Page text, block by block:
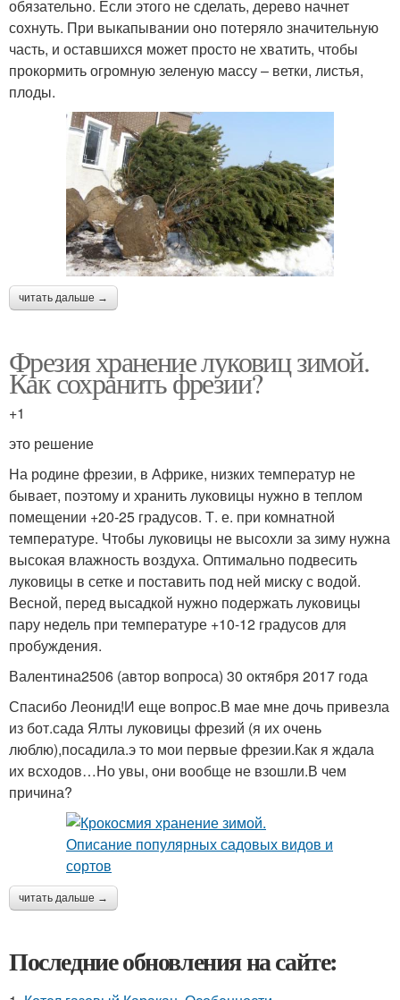
обязательно. Если этого не сделать, дерево начнет
сохнуть. При выкапывании оно потеряло значительную
часть, и оставшихся может просто не хватить, чтобы
прокормить огромную зеленую массу – ветки, листья,
плоды.
читать дальше →
Фрезия хранение луковиц зимой.
Как сохранить фрезии?
+1
это решение
На родине фрезии, в Африке, низких температур не
бывает, поэтому и хранить луковицы нужно в теплом
помещении +20-25 градусов. Т. е. при комнатной
температуре. Чтобы луковицы не высохли за зиму нужна
высокая влажность воздуха. Оптимально подвесить
луковицы в сетке и поставить под ней миску с водой.
Весной, перед высадкой нужно подержать луковицы
пару недель при температуре +10-12 градусов для
пробуждения.
Валентина2506 (автор вопроса) 30 октября 2017 года
Спасибо Леонид!И еще вопрос.В мае мне дочь привезла
из бот.сада Ялты луковицы фрезий (я их очень
люблю),посадила.э то мои первые фрезии.Как я ждала
их всходов…Но увы, они вообще не взошли.В чем
причина?
читать дальше →
Последние обновления на сайте: